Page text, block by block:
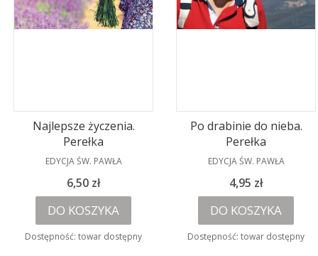
Najlepsze życzenia.
Perełka
PRODUCENT
EDYCJA ŚW. PAWŁA
Cena
6,50 zł
DO KOSZYKA
Dostępność: towar dostępny
Po drabinie do nieba.
Perełka
PRODUCENT
EDYCJA ŚW. PAWŁA
Cena
4,95 zł
DO KOSZYKA
Dostępność: towar dostępny